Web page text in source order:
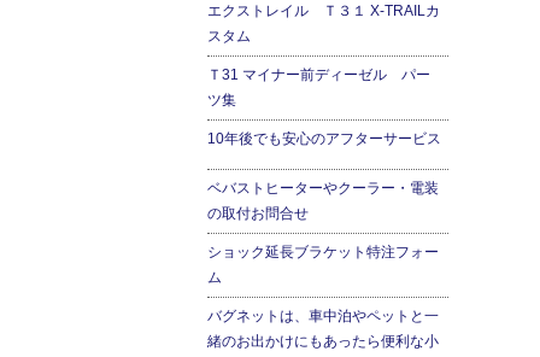
エクストレイル Ｔ３１ X-TRAILカ
スタム
Ｔ31 マイナー前ディーゼル パー
ツ集
10年後でも安心のアフターサービス
ベバストヒーターやクーラー・電装
の取付お問合せ
ショック延長ブラケット特注フォー
ム
バグネットは、車中泊やペットと一
緒のお出かけにもあったら便利な小